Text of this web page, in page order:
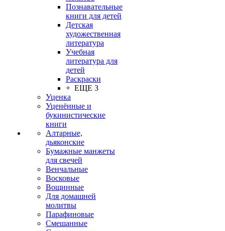
Познавательные
книги для детей
Детская
художественная
литература
Учебная
литература для
детей
Раскраски
+ ЕЩЕ 3
Уценка
Уценённые и
букинистические
книги
Алтарные,
дьяконские
Бумажные манжеты
для свечей
Венчальные
Восковые
Вощинные
Для домашней
молитвы
Парафиновые
Смешанные